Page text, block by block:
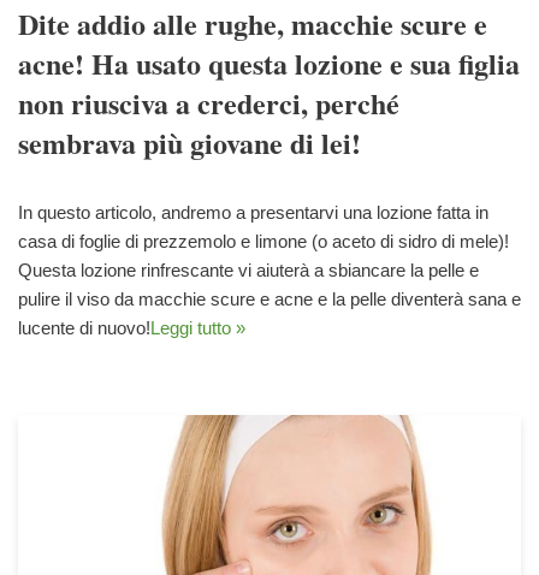
Dite addio alle rughe, macchie scure e
acne! Ha usato questa lozione e sua figlia
non riusciva a crederci, perché
sembrava più giovane di lei!
In questo articolo, andremo a presentarvi una lozione fatta in
casa di foglie di prezzemolo e limone (o aceto di sidro di mele)!
Questa lozione rinfrescante vi aiuterà a sbiancare la pelle e
pulire il viso da macchie scure e acne e la pelle diventerà sana e
lucente di nuovo!Leggi tutto »